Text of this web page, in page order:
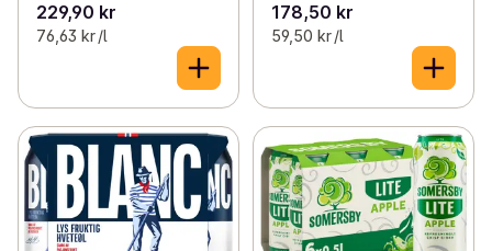
229,90 kr
76,63 kr /l
178,50 kr
59,50 kr /l